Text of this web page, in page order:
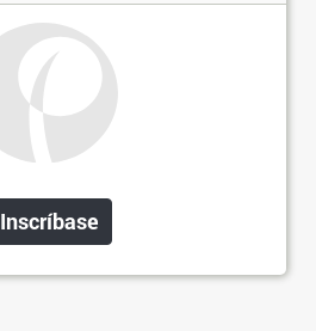
Inscríbase